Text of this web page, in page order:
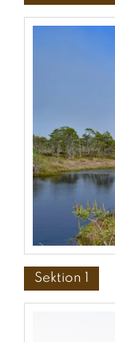
Sektion 1